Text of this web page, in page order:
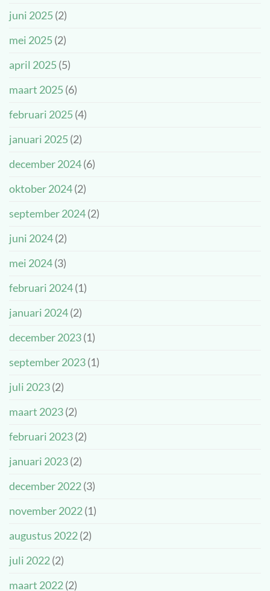
juni 2025(2)
mei 2025(2)
april 2025(5)
maart 2025(6)
februari 2025(4)
januari 2025(2)
december 2024(6)
oktober 2024(2)
september 2024(2)
juni 2024(2)
mei 2024(3)
februari 2024(1)
januari 2024(2)
december 2023(1)
september 2023(1)
juli 2023(2)
maart 2023(2)
februari 2023(2)
januari 2023(2)
december 2022(3)
november 2022(1)
augustus 2022(2)
juli 2022(2)
maart 2022(2)